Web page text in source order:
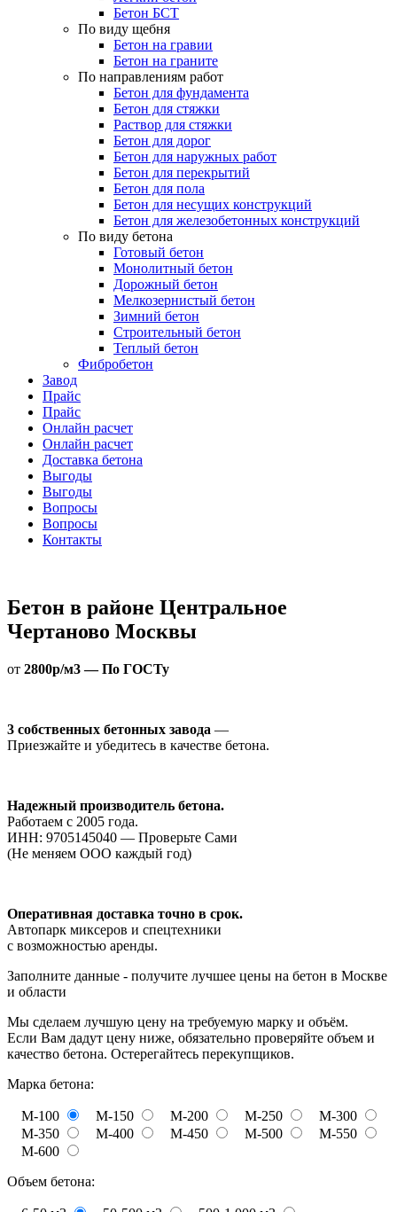
Бетон БСТ
По виду щебня
Бетон на гравии
Бетон на граните
По направлениям работ
Бетон для фундамента
Бетон для стяжки
Раствор для стяжки
Бетон для дорог
Бетон для наружных работ
Бетон для перекрытий
Бетон для пола
Бетон для несущих конструкций
Бетон для железобетонных конструкций
По виду бетона
Готовый бетон
Монолитный бетон
Дорожный бетон
Мелкозернистый бетон
Зимний бетон
Строительный бетон
Теплый бетон
Фибробетон
Завод
Прайс
Прайс
Онлайн расчет
Онлайн расчет
Доставка бетона
Выгоды
Выгоды
Вопросы
Вопросы
Контакты
Бетон в районе Центральное
Чертаново Москвы
от 2800р/м3 — По ГОСТу
3 собственных бетонных завода —
Приезжайте и убедитесь в качестве бетона.
Надежный производитель бетона.
Работаем с 2005 года.
ИНН: 9705145040 — Проверьте Сами
(Не меняем ООО каждый год)
Оперативная доставка точно в срок.
Автопарк миксеров и спецтехники
с возможностью аренды.
Заполните данные - получите лучшее цены на бетон в Москве
и области
Мы сделаем лучшую цену на требуемую марку и объём.
Если Вам дадут цену ниже, обязательно проверяйте объем и
качество бетона. Остерегайтесь перекупщиков.
Марка бетона:
М-100 М-150 М-200 М-250
М-300
М-350
М-400 М-450 М-500
М-550
М-600
Объем бетона: